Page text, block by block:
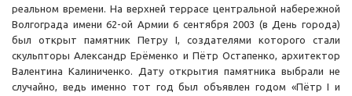
реальном времени. На верхней террасе центральной набережной
Волгограда имени 62-ой Армии 6 сентября 2003 (в День города)
был открыт памятник Петру I, создателями которого стали
скульпторы Александр Ерёменко и Пётр Остапенко, архитектор
Валентина Калиниченко. Дату открытия памятника выбрали не
случайно, ведь именно тот год был объявлен годом «Пётр I и